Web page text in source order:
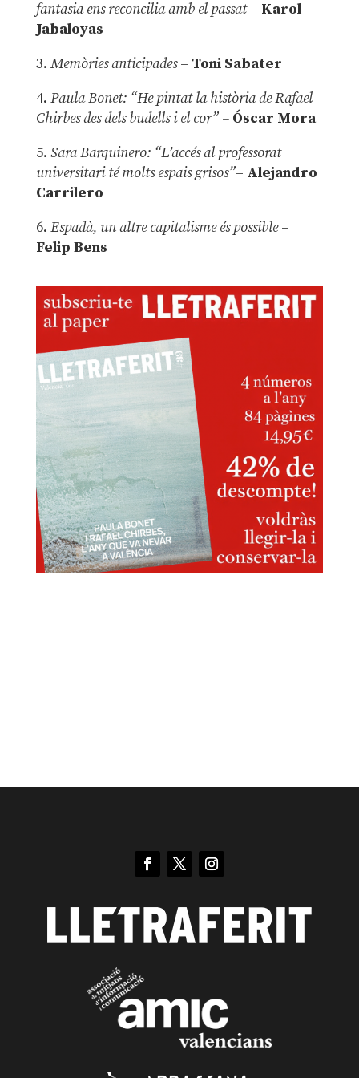
fantasia ens reconcilia amb el passat– Karol
Jabaloyas
3. Memòries anticipades– Toni Sabater
4. Paula Bonet: “He pintat la història de Rafael
Chirbes des dels budells i el cor” –Óscar Mora
5. Sara Barquinero: “L’accés al professorat
universitari té molts espais grisos”– Alejandro
Carrilero
6. Espadà, un altre capitalisme és possible –
Felip Bens